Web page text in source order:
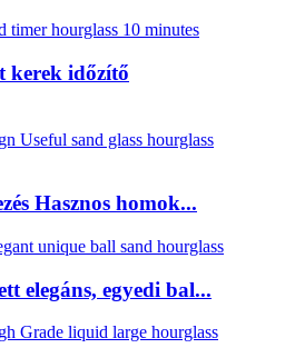
kerek időzítő
Hasznos homok...
elegáns, egyedi bal...